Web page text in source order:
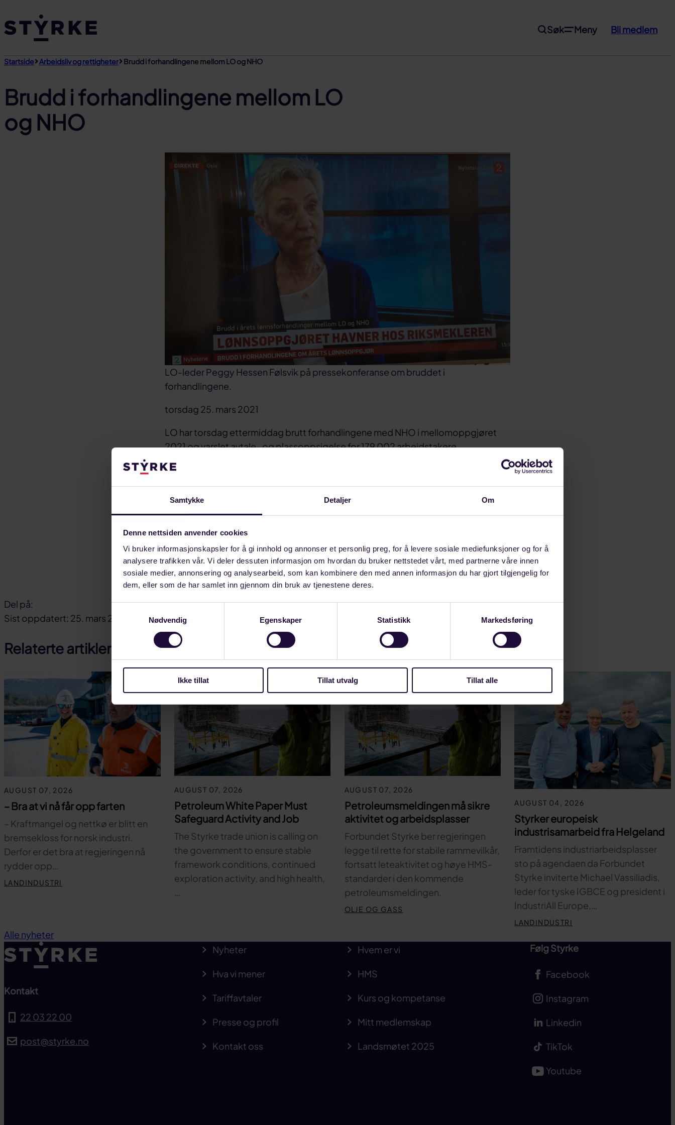
Samtykke Detaljer Om
Denne nettsiden anvender cookies
Vi bruker informasjonskapsler for å gi innhold og annonser et personlig preg, for å levere sosiale mediefunksjoner og for å
analysere trafikken vår. Vi deler dessuten informasjon om hvordan du bruker nettstedet vårt, med partnerne våre innen
sosiale medier, annonsering og analysearbeid, som kan kombinere den med annen informasjon du har gjort tilgjengelig for
dem, eller som de har samlet inn gjennom din bruk av tjenestene deres.
Nødvendig
Egenskaper Statistikk Markedsføring
Ikke tillat Tillat utvalg Tillat alle
til
innhold
Søk Meny Bli medlem
Startside Arbeidsliv og rettigheter Brudd i forhandlingene mellom LO og NHO
Brudd i forhandlingene mellom LO
og NHO
LO-leder Peggy Hessen Følsvik på pressekonferanse om bruddet i
forhandlingene.
torsdag 25. mars 2021
LO har torsdag ettermiddag brutt forhandlingene med NHO i mellomoppgjøret
2021 og varslet avtale- og plassoppsigelse for 179 002 arbeidstakere.
– Vi har prøvd å komme til enighet i forhandlingene, men det var dessverre ikke
mulig. Det var manglende forhandlingsvilje fra NHOs side som gjorde at LO valgte
å bryte forhandlingene, sier LO-leder Peggy Hessen Følsvik.
Omfanget av en eventuell konflikt meldes Riksmekleren og NHO 6. april. Bedrifter
utenfor NHO med direkteavtaler vil ikke bli omfattet.
Her kan du lese LOs tariffpolitiske uttalelse
Del på:
Del
facebook
Del
linkedin
Del
Sist oppdatert: 25. mars 2021
Relaterte artikler
AUGUST 07, 2026
– Bra at vi nå får opp farten
– Kraftmangel og nettkø er blitt en
bremsekloss for norsk industri.
Derfor er det bra at regjeringen nå
rydder opp…
LANDINDUSTRI
AUGUST 07, 2026
Petroleum White Paper Must
Safeguard Activity and Job
The Styrke trade union is calling on
the government to ensure stable
framework conditions, continued
exploration activity, and high health,
…
AUGUST 07, 2026
Petroleumsmeldingen må sikre
aktivitet og arbeidsplasser
Forbundet Styrke ber regjeringen
legge til rette for stabile rammevilkår,
fortsatt leteaktivitet og høye HMS-
standarder i den kommende
petroleumsmeldingen.
OLJE OG GASS
AUGUST 04, 2026
Styrker europeisk
industrisamarbeid fra Helgeland
Framtidens industriarbeidsplasser
sto på agendaen da Forbundet
Styrke inviterte Michael Vassiliadis,
leder for tyske IGBCE og president i
IndustriAll Europe,…
LANDINDUSTRI
Alle nyheter
Kontakt
22 03 22 00
post@styrke.no
Nyheter Hvem er vi
Hva vi mener HMS
Tariffavtaler Kurs og kompetanse
Presse og profil Mitt medlemskap
Kontakt oss Landsmøtet 2025
Følg Styrke
Facebook
Instagram
Linkedin
TikTok
Youtube